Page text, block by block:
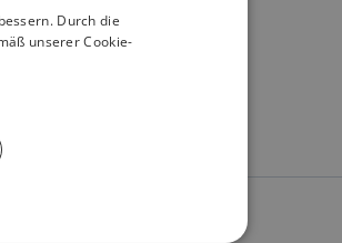
Durch die
unserer Cookie-